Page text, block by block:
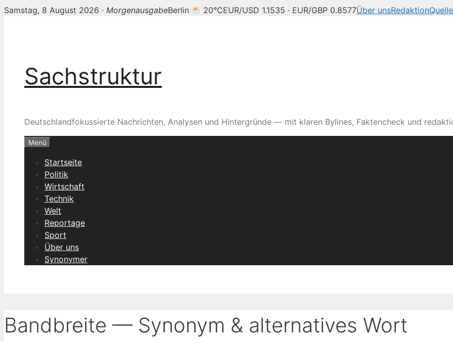
Samstag, 8 August 2026 · MorgenausgabeBerlin 20°CEUR/USD 1.1535 · EUR/GBP 0.8577Über unsRedaktion
Sachstruktur
Deutschlandfokussierte Nachrichten, Analysen und Hintergründe — mit klaren Bylines, Faktencheck und
Menü
Startseite
Politik
Wirtschaft
Technik
Welt
Reportage
Sport
Über uns
Synonymer
Bandbreite — Synonym & alternatives Wort